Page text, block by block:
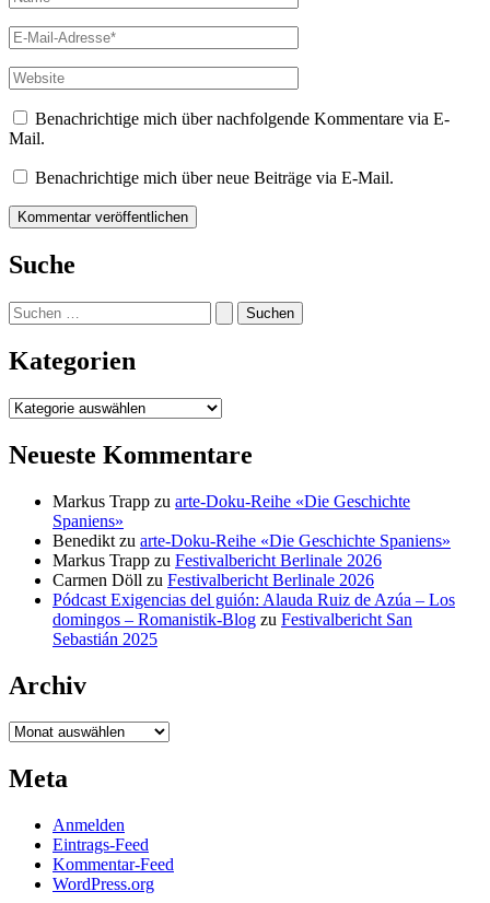
E-
Mail-
Adresse*
Website
Benachrichtige mich über nachfolgende Kommentare via E-
Mail.
Benachrichtige mich über neue Beiträge via E-Mail.
Suche
Suchen
nach:
Kategorien
Kategorien
Neueste Kommentare
Markus Trapp zu arte-Doku-Reihe «Die Geschichte
Spaniens»
Benedikt zu arte-Doku-Reihe «Die Geschichte Spaniens»
Markus Trapp zu Festivalbericht Berlinale 2026
Carmen Döll zu Festivalbericht Berlinale 2026
Pódcast Exigencias del guión: Alauda Ruiz de Azúa – Los
domingos – Romanistik-Blog zu Festivalbericht San
Sebastián 2025
Archiv
Archiv
Meta
Anmelden
Eintrags-Feed
Kommentar-Feed
WordPress.org